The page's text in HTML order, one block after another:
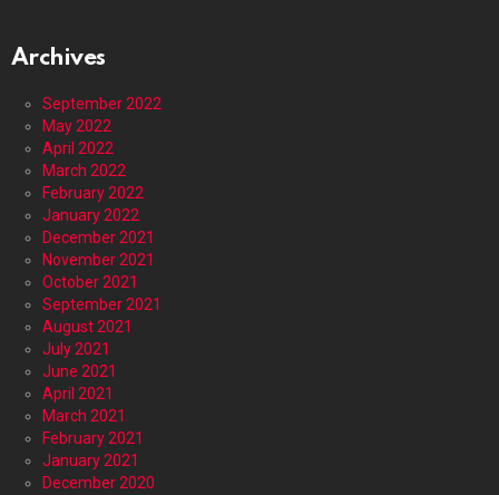
Archives
September 2022
May 2022
April 2022
March 2022
February 2022
January 2022
December 2021
November 2021
October 2021
September 2021
August 2021
July 2021
June 2021
April 2021
March 2021
February 2021
January 2021
December 2020